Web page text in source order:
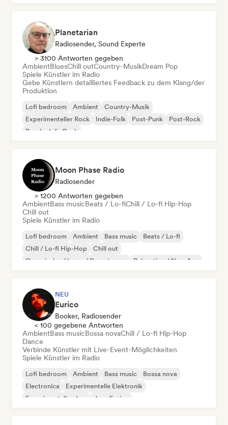
Planetarian
Radiosender, Sound Experte
> 3100 Antworten gegeben
AmbientBluesChill outCountry-MusikDream Pop
Spiele Künstler im Radio
Gebe Künstlern detailliertes Feedback zu dem Klang/der
Produktion
Lofi bedroom Ambient
Country-Musik
Experimenteller Rock
Indie-Folk Post-Punk
Post-Rock
Psychedelic Rock
Moon Phase Radio
Radiosender
> 1200 Antworten gegeben
AmbientBass musicBeats / Lo-fiChill / Lo-fi Hip-Hop
Chill out
Spiele Künstler im Radio
Lofi bedroom Ambient Bass music
Beats / Lo-fi
Chill / Lo-fi Hip-Hop
Chill out
Organischer House / Downtempo
Relaxation / New Age
NEU
Eurico
Booker, Radiosender
< 100 gegebene Antworten
AmbientBass musicBossa novaChill / Lo-fi Hip-Hop
Dance
Verbinde Künstler mit Live-Event-Möglichkeiten
Spiele Künstler im Radio
Lofi bedroom Ambient Bass music
Bossa nova
Electronica
Experimentelle Elektronik
Experimenteller Jazz
Jazz-Fusion